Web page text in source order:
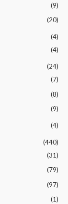
(9)
(20)
(4)
(4)
(24)
(7)
(8)
(9)
(4)
(440)
(31)
(79)
(97)
(1)